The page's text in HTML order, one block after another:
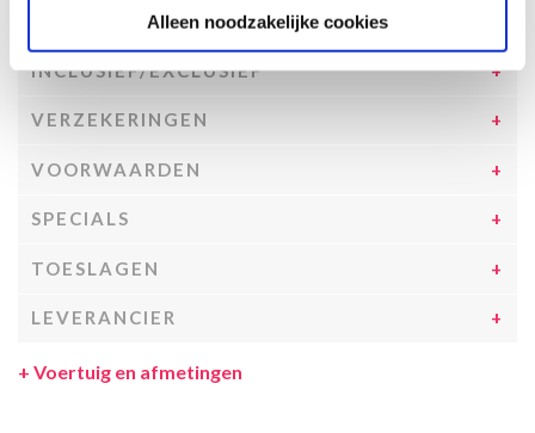
Alleen noodzakelijke cookies
UITRUSTING CAMPER
INCLUSIEF/EXCLUSIEF
VERZEKERINGEN
VOORWAARDEN
SPECIALS
TOESLAGEN
LEVERANCIER
+ Voertuig en afmetingen